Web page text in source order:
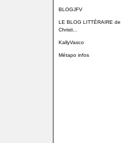
BLOGJFV
LE BLOG LITTÉRAIRE de
Christi...
KallyVasco
Métapo infos